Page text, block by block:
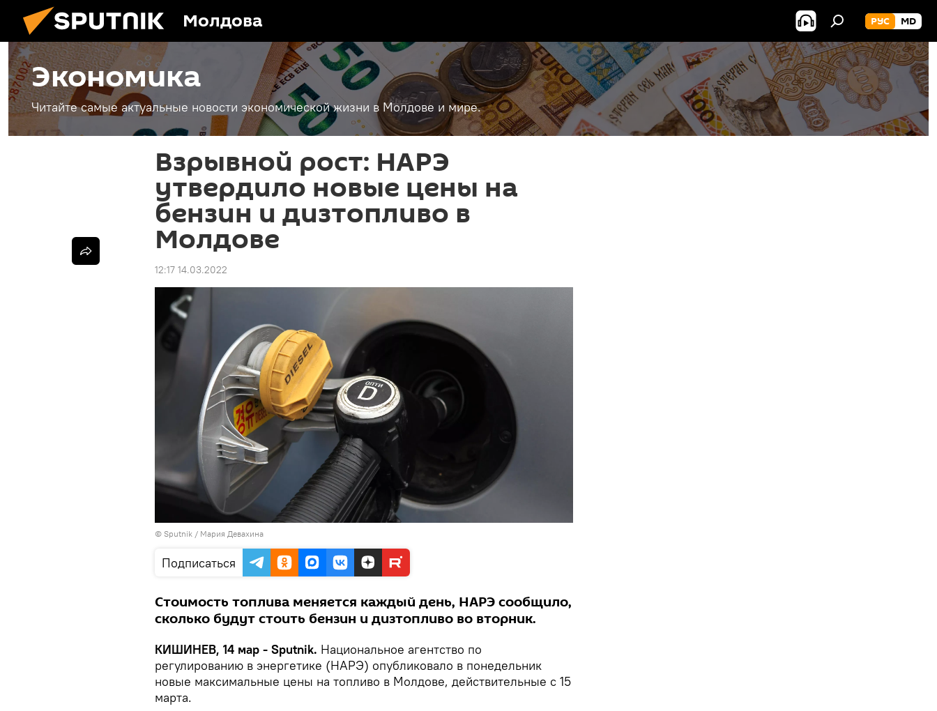
Молдова РУС MD
Экономика
Читайте самые актуальные новости экономической жизни в Молдове и мире.
Взрывной рост: НАРЭ
утвердило новые цены на
бензин и дизтопливо в
Молдове
12:17 14.03.2022
© Sputnik / Мария Девахина
Подписаться
Стоимость топлива меняется каждый день, НАРЭ сообщило,
сколько будут стоить бензин и дизтопливо во вторник.
КИШИНЕВ, 14 мар - Sputnik. Национальное агентство по
регулированию в энергетике (НАРЭ) опубликовало в понедельник
новые максимальные цены на топливо в Молдове, действительные с 15
марта.